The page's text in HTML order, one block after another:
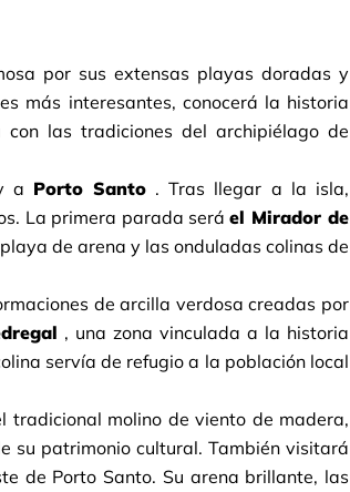
por sus extensas playas doradas y
más interesantes, conocerá la historia
las tradiciones del archipiélago de
a Porto Santo . Tras llegar a la isla,
La primera parada será el Mirador de
de arena y las onduladas colinas de
de arcilla verdosa creadas por
, una zona vinculada a la historia
servía de refugio a la población local
tradicional molino de viento de madera,
su patrimonio cultural. También visitará
de Porto Santo. Su arena brillante, las